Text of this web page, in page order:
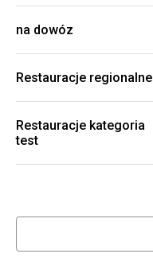
na dowóz
Restauracje regionalne
Restauracje kategoria
test